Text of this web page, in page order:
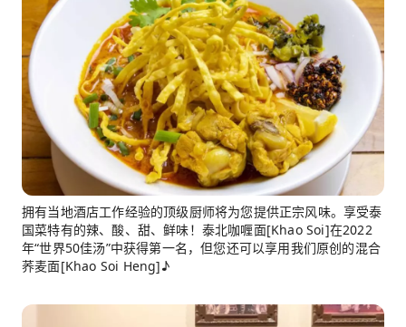
拥有当地酒店工作经验的顶级厨师将为您提供正宗风味。享受泰
国菜特有的辣、酸、甜、鲜味！泰北咖喱面[Khao Soi]在2022
年“世界50佳汤”中获得第一名，但您还可以享用我们原创的混合
荞麦面[Khao Soi Heng]♪